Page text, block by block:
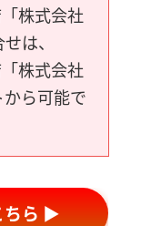
株式会社
は、
株式会社
ら可能で
ちら ▶